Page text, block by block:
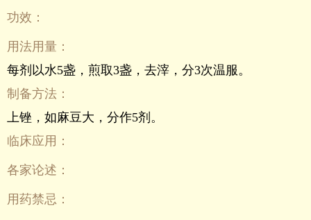
功效：
用法用量：
每剂以水5盏，煎取3盏，去滓，分3次温服。
制备方法：
上锉，如麻豆大，分作5剂。
临床应用：
各家论述：
用药禁忌：